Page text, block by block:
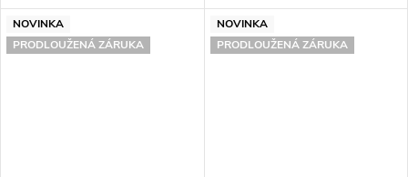
NOVINKA
PRODLOUŽENÁ ZÁRUKA
NOVINKA
PRODLOUŽENÁ ZÁRUKA